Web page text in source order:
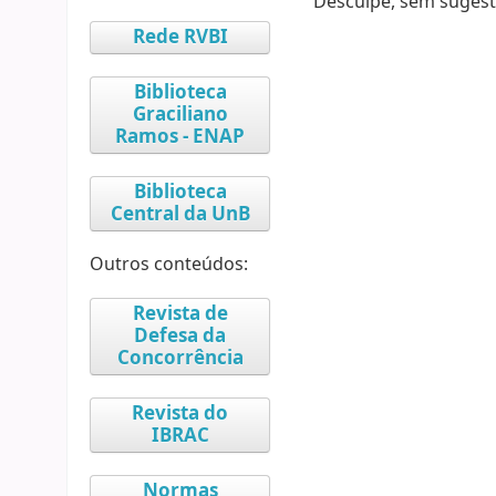
Rede RVBI
Biblioteca
Graciliano
Ramos - ENAP
Biblioteca
Central da UnB
Outros conteúdos:
Revista de
Defesa da
Concorrência
Revista do
IBRAC